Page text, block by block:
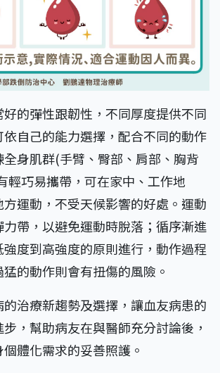
的彈性跟韌性，不同厚度提供不同
自己的能力選擇，配合不同的動作
身肌群(手臂、臀部、肩部、胸背
輕巧易攜帶，可在家中、工作地
運動，不受天候影響的好處。運動
帶，以避免運動時脫落；循序漸進
度到高強度的原則進行，動作過程
的動作則會有扭傷的風險。
的治療新趨勢及選擇，讓血友病患的
，幫助病友在與醫師充分討論後，
體化需求的妥善照護。